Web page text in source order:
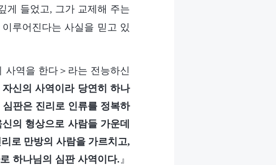
게 들었고, 그가 교제해 주는
루어진다는 사실을 믿고 있
사역을 한다＞라는 전능하신
신의 사역이라 당연히 하나
판은 진리로 인류를 정복하
의 형상으로 사람들 가운데
로 만방의 사람을 가르치고,
하나님의 심판 사역이다. 』